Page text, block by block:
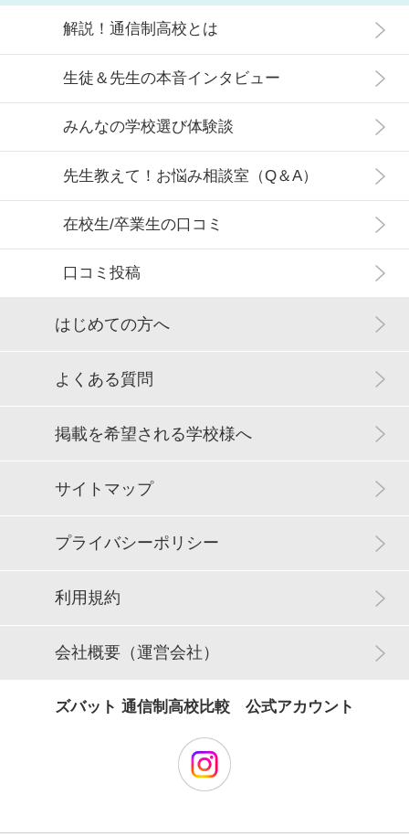
解説！通信制高校とは
生徒＆先生の本音インタビュー
みんなの学校選び体験談
先生教えて！お悩み相談室（Q＆A）
在校生/卒業生の口コミ
口コミ投稿
はじめての方へ
よくある質問
掲載を希望される学校様へ
サイトマップ
プライバシーポリシー
利用規約
会社概要（運営会社）
ズバット 通信制高校比較 公式アカウント